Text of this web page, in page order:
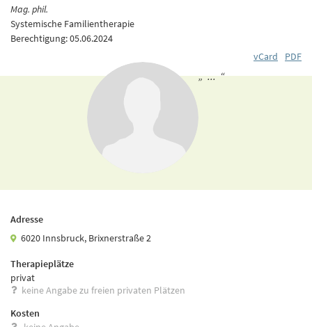
Mag. phil.
Systemische Familientherapie
Berechtigung: 05.06.2024
vCard
PDF
„ ... “
Adresse
6020 Innsbruck, Brixnerstraße 2
Therapieplätze
privat
keine Angabe zu freien privaten Plätzen
Kosten